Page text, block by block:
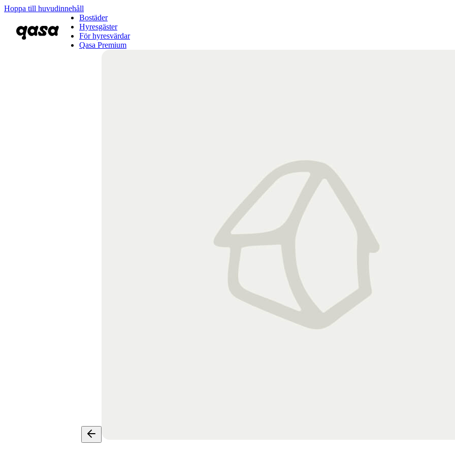
Hoppa till huvudinnehåll
Bostäder
Hyresgäster
För hyresvärdar
Qasa Premium